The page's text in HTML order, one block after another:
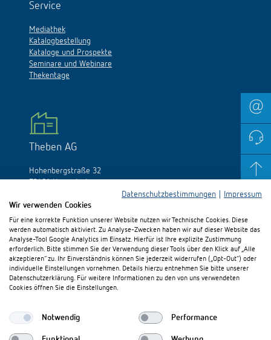
Service
Mediathek
Katalogbestellung
Kataloge und Prospekte
Seminare und Webinare
Thekentage
Theben AG
Hohenbergstraße 32
Fax: +49 (0)74 74/692-150
E-Mail:info@theben.de
Besuchen Sie uns auf:
Datenschutzbestimmungen
Impressum
Wir verwenden Cookies
Für eine korrekte Funktion unserer Website nutzen wir Technische Cookies. Diese
werden automatisch aktiviert. Zu Analyse-Zwecken haben wir auf dieser Website das
Analyse-Tool Google Analytics im Einsatz. Hierfür ist Ihre explizite Zustimmung
erforderlich. Bitte stimmen Sie der Verwendung dieser Tools über den Klick auf „Alle
akzeptieren“ zu. Ihr Einverständnis können Sie jederzeit widerrufen („Opt-Out“) oder
individuelle Einstellungen vornehmen. Details hierzu entnehmen Sie bitte unserer
Datenschutzerklärung. Für weitere Informationen zu den von uns verwendeten
Cookies öffnen Sie die Einstellungen.
Notwendig Performance